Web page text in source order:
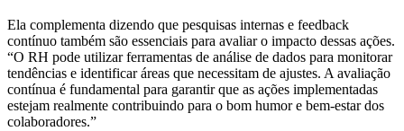
Ela complementa dizendo que pesquisas internas e feedback
contínuo também são essenciais para avaliar o impacto dessas ações.
“O RH pode utilizar ferramentas de análise de dados para monitorar
tendências e identificar áreas que necessitam de ajustes. A avaliação
contínua é fundamental para garantir que as ações implementadas
estejam realmente contribuindo para o bom humor e bem-estar dos
colaboradores.”